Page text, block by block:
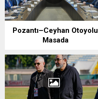
Pozantı–Ceyhan Otoyolu
Masada